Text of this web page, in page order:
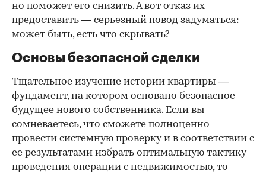
но поможет его снизить. А вот отказ их
предоставить — серьезный повод задуматься:
может быть, есть что скрывать?
Основы безопасной сделки
Тщательное изучение истории квартиры —
фундамент, на котором основано безопасное
будущее нового собственника. Если вы
сомневаетесь, что сможете полноценно
провести системную проверку и в соответствии с
ее результатами избрать оптимальную тактику
проведения операции с недвижимостью, то